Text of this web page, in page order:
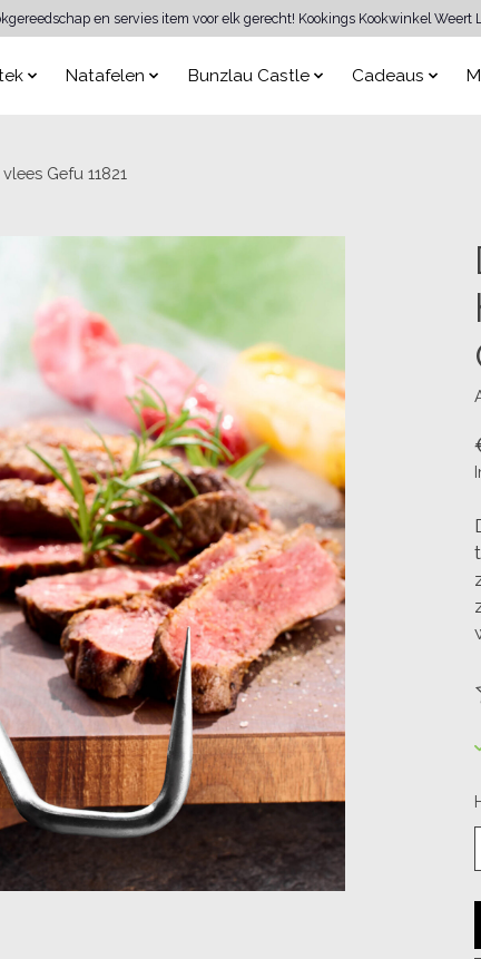
en servies item voor elk gerecht! Kookings Kookwinkel
Natafelen Bunzlau Castle Cadeaus
Gefu 11821